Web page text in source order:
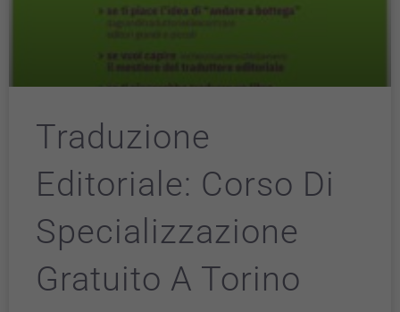
Traduzione
Editoriale: Corso Di
Specializzazione
Gratuito A Torino